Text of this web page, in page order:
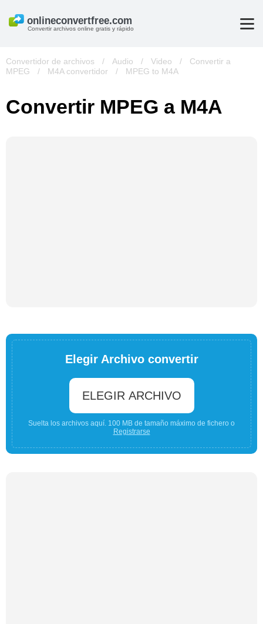
Convertir archivos online gratis y rápido
Convertidor de archivos / Audio / Video /
Convertir a
MPEG
/ M4A convertidor / MPEG to M4A
Convertir MPEG a M4A
Elegir Archivo convertir
ELEGIR ARCHIVO
Suelta los archivos aquí. 100 MB de tamaño máximo de fichero o
Registrarse